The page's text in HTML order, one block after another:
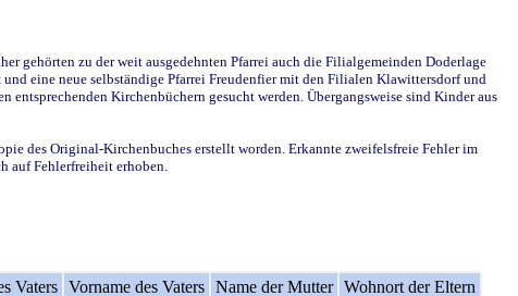
gehörten zu der weit ausgedehnten Pfarrei auch die Filialgemeinden Doderlage
eine neue selbständige Pfarrei Freudenfier mit den Filialen Klawittersdorf und
Kirchenbüchern gesucht werden. Übergangsweise sind Kinder aus
des Original-Kirchenbuches erstellt worden. Erkannte zweifelsfreie Fehler im
auf Fehlerfreiheit erhoben.
Vaters Vorname des Vaters Name der Mutter Wohnort der Eltern